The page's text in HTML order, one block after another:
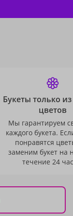
Букеты только
цветов
Мы гарантируем
каждого букета.
понравятся
заменим букет на
течение 24